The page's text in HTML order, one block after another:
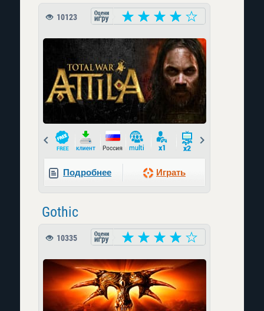
10123
Prev
Подробнее Играть
Gothic
10335